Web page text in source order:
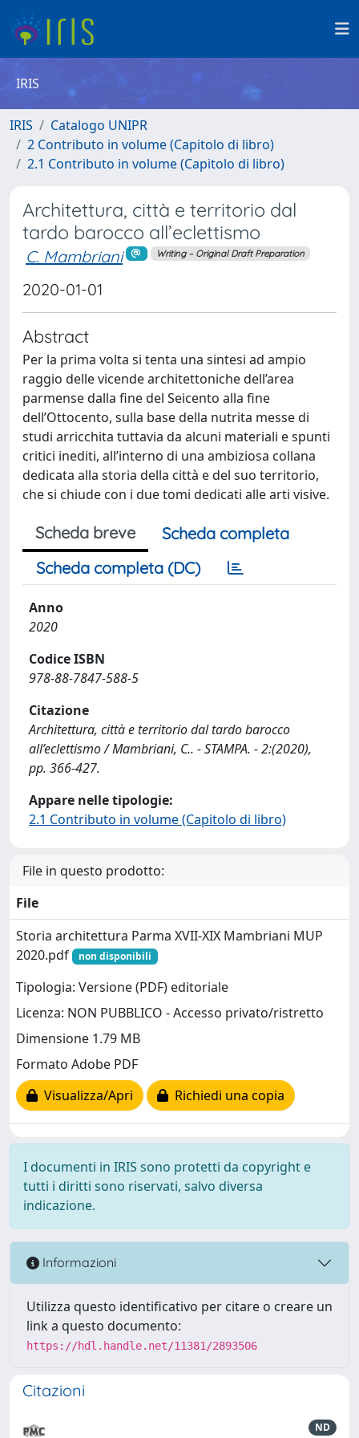
IRIS
IRIS
Catalogo UNIPR
2 Contributo in volume (Capitolo di libro)
2.1 Contributo in volume (Capitolo di libro)
Architettura, città e territorio dal
tardo barocco all’eclettismo
C. Mambriani Writing – Original Draft Preparation
2020-01-01
Abstract
Per la prima volta si tenta una sintesi ad ampio
raggio delle vicende architettoniche dell’area
parmense dalla fine del Seicento alla fine
dell’Ottocento, sulla base della nutrita messe di
studi arricchita tuttavia da alcuni materiali e spunti
critici inediti, all’interno di una ambiziosa collana
dedicata alla storia della città e del suo territorio,
che si chiude con i due tomi dedicati alle arti visive.
Scheda breve
Scheda completa
Scheda completa (DC)
Anno
2020
Codice ISBN
978-88-7847-588-5
Citazione
Architettura, città e territorio dal tardo barocco
all’eclettismo / Mambriani, C.. - STAMPA. - 2:(2020),
pp. 366-427.
Appare nelle tipologie:
2.1 Contributo in volume (Capitolo di libro)
File in questo prodotto:
File
Storia architettura Parma XVII-XIX Mambriani MUP
2020.pdf
non disponibili
Tipologia: Versione (PDF) editoriale
Licenza: NON PUBBLICO - Accesso privato/ristretto
Dimensione 1.79 MB
Formato Adobe PDF
Visualizza/Apri
Richiedi una copia
I documenti in IRIS sono protetti da copyright e
tutti i diritti sono riservati, salvo diversa
indicazione.
Informazioni
Utilizza questo identificativo per citare o creare un
link a questo documento:
https://hdl.handle.net/11381/2893506
Citazioni
ND